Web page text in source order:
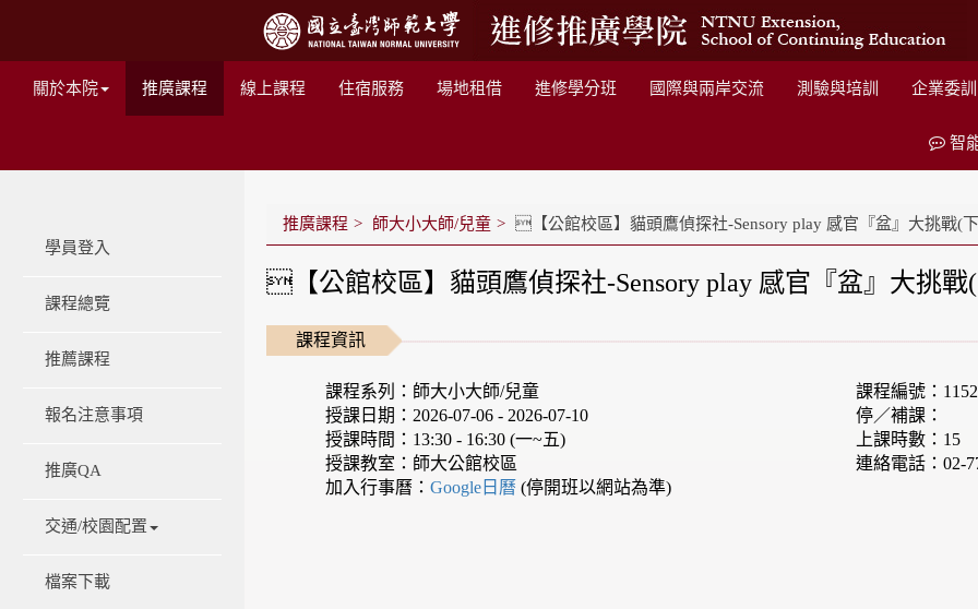
關於本院 推廣課程 線上課程 住宿服務 場地租借 進修學分班 國際與兩岸交流 測驗與培訓 企業委訓
智
學員登入
課程總覽
推薦課程
報名注意事項
推廣QA
交通/校園配置
檔案下載
推廣課程 師大小大師/兒童 【公館校區】貓頭鷹偵探社-Sensory play 感官『盆』大挑戰(
【公館校區】貓頭鷹偵探社-Sensory play 感官『盆』大挑戰
課程資訊
課程系列：師大小大師/兒童
課程編號：
授課日期：2026-07-06 - 2026-07-10
停／補課：
授課時間：13:30 - 16:30 (一~五)
上課時數：15
授課教室：師大公館校區
連絡電話：02-
加入行事曆：Google日曆(停開班以網站為準)